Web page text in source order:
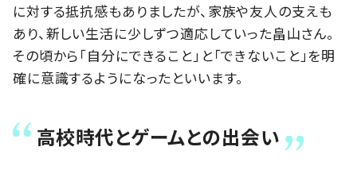
に対する抵抗感もありましたが、家族や友人の支えも
あり、新しい生活に少しずつ適応していった畠山さん。
その頃から「自分にできること」と「できないこと」を明
確に意識するようになったといいます。
高校時代とゲームとの出会い